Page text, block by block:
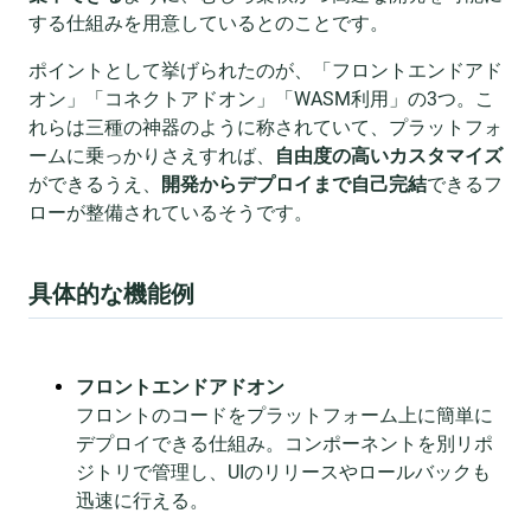
する仕組みを用意しているとのことです。
ポイントとして挙げられたのが、「フロントエンドアド
オン」「コネクトアドオン」「WASM利用」の3つ。こ
れらは三種の神器のように称されていて、プラットフォ
ームに乗っかりさえすれば、
自由度の高いカスタマイズ
ができるうえ、
開発からデプロイまで自己完結できるフ
ローが整備されているそうです。
具体的な機能例
フロントエンドアドオン
フロントのコードをプラットフォーム上に簡単に
デプロイできる仕組み。コンポーネントを別リポ
ジトリで管理し、UIのリリースやロールバックも
迅速に行える。